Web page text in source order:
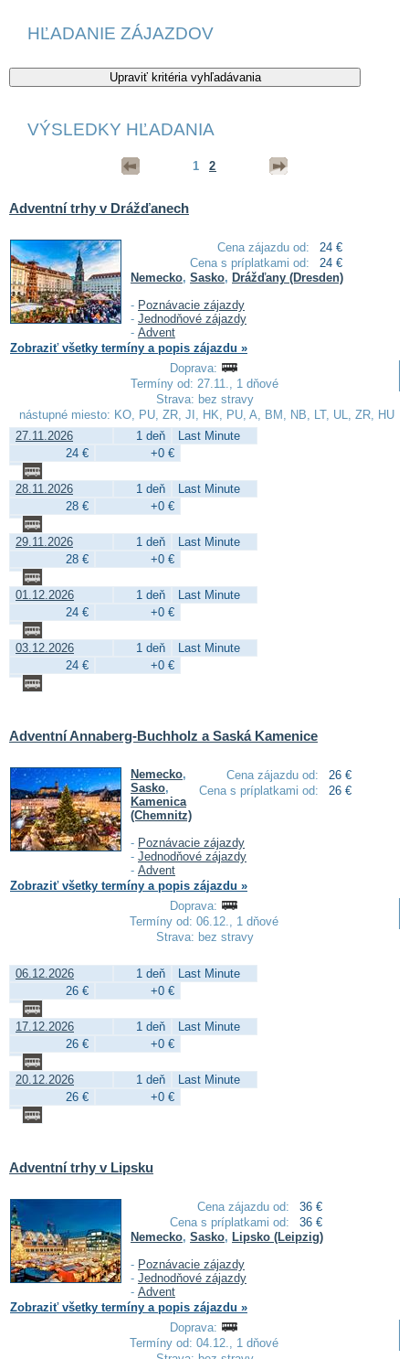
HĽADANIE ZÁJAZDOV
VÝSLEDKY HĽADANIA
1 2
Adventní trhy v Drážďanech
Cena zájazdu od:
24 €
Cena s príplatkami od:
24 €
Nemecko, Sasko, Drážďany (Dresden)
- Poznávacie zájazdy
- Jednodňové zájazdy
- Advent
Zobraziť všetky termíny a popis zájazdu »
Doprava:
Termíny od: 27.11., 1 dňové
Strava: bez stravy
nástupné miesto: KO, PU, ZR, JI, HK, PU, A, BM, NB, LT, UL, ZR, HU
27.11.2026
1 deň
Last Minute
24 €
+0 €
28.11.2026 1 deň
Last Minute
28 €
+0 €
29.11.2026 1 deň
Last Minute
28 €
+0 €
01.12.2026 1 deň
Last Minute
24 €
+0 €
03.12.2026 1 deň
Last Minute
24 €
+0 €
Adventní Annaberg-Buchholz a Saská Kamenice
Cena zájazdu od:
26 €
Cena s príplatkami od:
26 €
Nemecko,
Sasko,
Kamenica
(Chemnitz)
- Poznávacie zájazdy
- Jednodňové zájazdy
- Advent
Zobraziť všetky termíny a popis zájazdu »
Doprava:
Termíny od: 06.12., 1 dňové
Strava: bez stravy
06.12.2026 1 deň
Last Minute
26 €
+0 €
17.12.2026 1 deň
Last Minute
26 €
+0 €
20.12.2026 1 deň
Last Minute
26 €
+0 €
Adventní trhy v Lipsku
Cena zájazdu od:
36 €
Cena s príplatkami od:
36 €
Nemecko, Sasko, Lipsko (Leipzig)
- Poznávacie zájazdy
- Jednodňové zájazdy
- Advent
Zobraziť všetky termíny a popis zájazdu »
Doprava:
Termíny od: 04.12., 1 dňové